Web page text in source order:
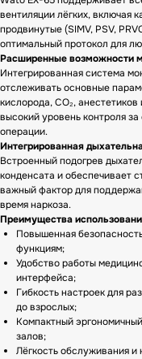
вентиляции лёгких, включая
продвинутые (SIMV, PSV,
оптимальный протокол для
Расширенные возможности
Интегрированная система
отслеживать основные
кислорода, СО₂, анестетиков
высокий уровень контроля
операции.
Интегрированная
Встроенный подогрев
конденсата и обеспечивает
важный фактор для
время наркоза.
Преимущества
Повышенная
функциям;
Удобство работы
интерфейса;
Гибкость настроек для
до взрослых;
Компактный
залов;
Лёгкость обслуживания